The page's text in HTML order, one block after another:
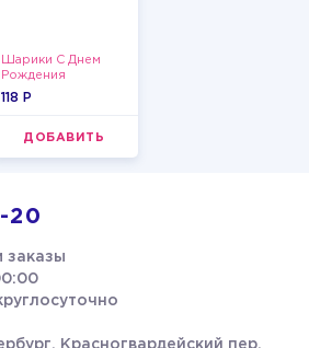
Шарики С Днем
Рождения
118 P
ДОБАВИТЬ
20
заказы
Красногвардейский пер.